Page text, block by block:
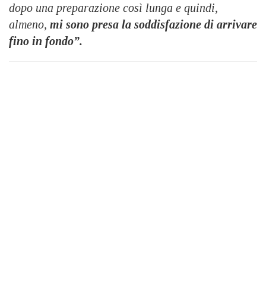
dopo una preparazione così lunga e quindi,
almeno, mi sono presa la soddisfazione di arrivare
fino in fondo”.